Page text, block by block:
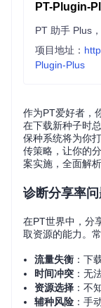
PT-Plugin-
项目地址：
Plugin-Plus
作为PT爱好者，
在下载新种子时
保种系统将为你
传策略，让你的
案实施，全面解
诊断分享率
在PT世界中，分
取资源的能力。
流量失衡 ：下
时间冲突 ：无
资源选择 ：不
辅种风险 ：手